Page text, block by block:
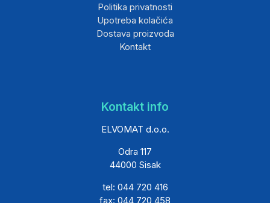
Politika privatnosti
Upotreba kolačića
Dostava proizvoda
Kontakt
Kontakt info
ELVOMAT d.o.o.
Odra 117
44000 Sisak
tel: 044 720 416
fax: 044 720 458